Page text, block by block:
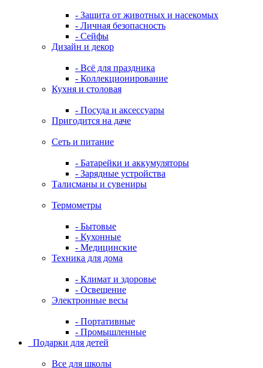
- Защита от животных и насекомых
- Личная безопасность
- Сейфы
Дизайн и декор
- Всё для праздника
- Коллекционирование
Кухня и столовая
- Посуда и аксессуары
Пригодится на даче
Сеть и питание
- Батарейки и аккумуляторы
- Зарядные устройства
Талисманы и сувениры
Термометры
- Бытовые
- Кухонные
- Медицинские
Техника для дома
- Климат и здоровье
- Освещение
Электронные весы
- Портативные
- Промышленные
Подарки для детей
Все для школы